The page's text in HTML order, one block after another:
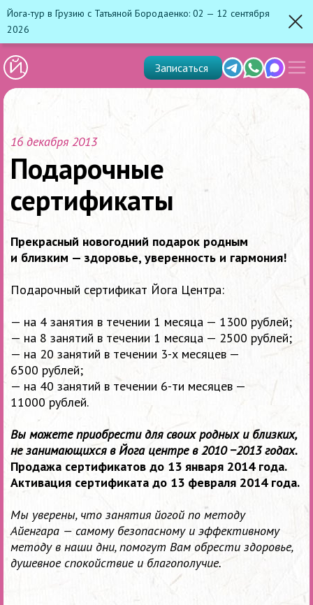
Йога-тур в Грузию с Татьяной Бородаенко: 02 — 12 сентября
2026
TelegramWhats'app
Max
Записаться
меню
16 декабря 2013
Подарочные
сертификаты
Прекрасный новогодний подарок родным
и близким — здоровье, уверенность и гармония!
Подарочный сертификат Йога Центра:
— на 4 занятия в течении 1 месяца — 1300 рублей;
— на 8 занятий в течении 1 месяца — 2500 рублей;
— на 20 занятий в течении 3-х месяцев —
6500 рублей;
— на 40 занятий в течении 6-ти месяцев —
11000 рублей.
Вы можете приобрести для своих родных и близких,
не занимающихся в Йога центре в 2010 −2013 годах.
Продажа сертификатов до 13 января 2014 года.
Активация сертификата до 13 февраля 2014 года.
Мы уверены, что занятия йогой по методу
Айенгара — самому безопасному и эффективному
методу в наши дни, помогут Вам обрести здоровье,
душевное спокойствие и благополучие.